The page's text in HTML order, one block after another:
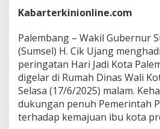
g
b
C
i
k
U
j
a
g
Kabarterkinionline.com
Palembang – Wakil Gubernur
(Sumsel) H. Cik Ujang
peringatan Hari Jadi Kota
digelar di Rumah Dinas Wali
Selasa (17/6/2025) malam.
dukungan penuh Pemerintah
terhadap kemajuan ibu kota